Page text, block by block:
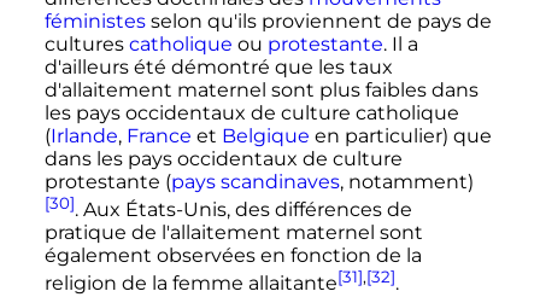
féministesselon qu'ils proviennent de pays de
cultures catholique ou protestante. Il a
d'ailleurs été démontré que les taux
d'allaitement maternel sont plus faibles dans
les pays occidentaux de culture catholique
(Irlande, France et Belgique en particulier) que
dans les pays occidentaux de culture
protestante (pays scandinaves, notamment)
[30]. Aux États-Unis, des différences de
pratique de l'allaitement maternel sont
également observées en fonction de la
religion de la femme allaitante[31],[32].